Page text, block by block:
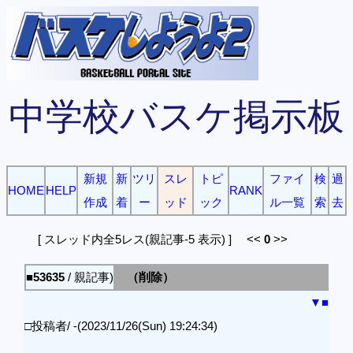
中学校バスケ掲示板
HOME HELP
新規
作成
新
着
ツリ
ー
スレ
ッド
トピ
ック
RANK
ファイ
ル一覧
検
索
過
去
[ スレッド内全5レス(親記事-5 表示) ] << 0 >>
■53635 / 親記事)
（削除）
▼■
□投稿者/ -(2023/11/26(Sun) 19:24:34)